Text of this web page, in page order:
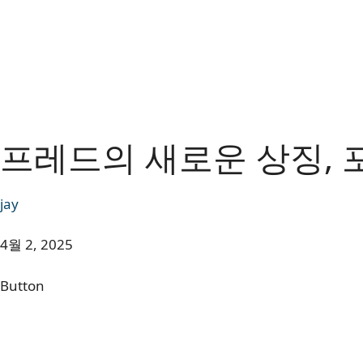
프레드의 새로운 상징,
jay
4월 2, 2025
Button